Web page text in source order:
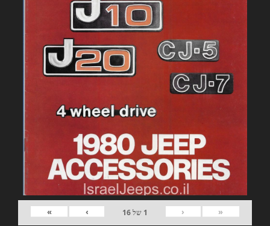
«
‹
1 של16
›
»